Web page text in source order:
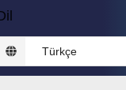
Türkçe